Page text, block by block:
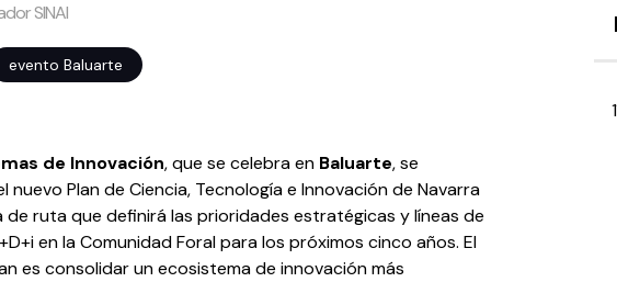
SINAI
evento Baluarte
de Innovación, que se celebra en Baluarte, se
Plan de Ciencia, Tecnología e Innovación de Navarra
de ruta que definirá las prioridades estratégicas y líneas de
en la Comunidad Foral para los próximos cinco años. El
es consolidar un ecosistema de innovación más